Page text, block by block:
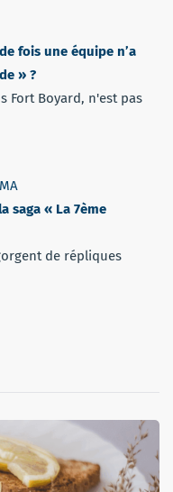
fois une équipe n’a
» ?
Fort Boyard, n'est pas
saga « La 7ème
de répliques